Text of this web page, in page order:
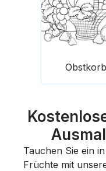
Obstkorb
Tauchen Sie ein
Früchte mit